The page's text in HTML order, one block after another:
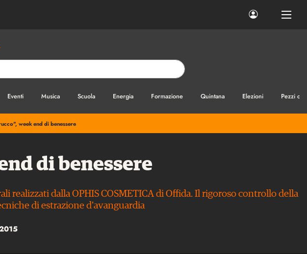
Eventi Musica Scuola Energia Formazione Quintana Elezioni Pezzi di
week end di benessere
di benessere
realizzati dalla OPHIS COSMETICA di Offida. Il rigoroso controllo della
di estrazione d'avanguardia